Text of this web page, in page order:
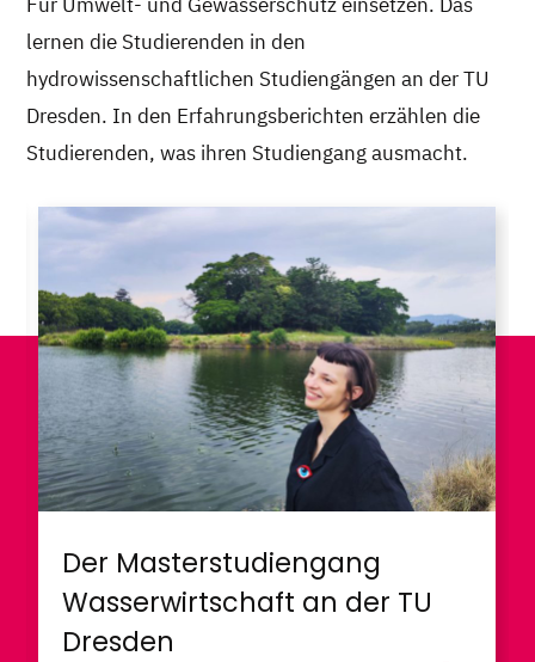
lernen die Studierenden in den
hydrowissenschaftlichen Studiengängen an der TU
Dresden. In den Erfahrungsberichten erzählen die
Studierenden, was ihren Studiengang ausmacht.
Der Masterstudiengang
Wasserwirtschaft an der TU
Dresden